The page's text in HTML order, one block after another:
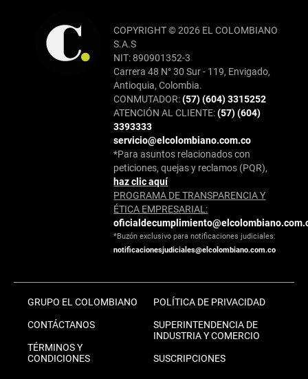
COPYRIGHT © 2026 EL COLOMBIANO
S.A.S
NIT: 890901352-3
Carrera 48 N° 30 Sur - 119, Envigado,
Antioquia, Colombia.
CONMUTADOR:(57) (604) 3315252
ATENCIÓN AL CLIENTE:(57) (604)
3393333
servicio@elcolombiano.com.co
*Para asuntos relacionados con
peticiones, quejas y reclamos (PQR),
haz clic aquí
PROGRAMA DE TRANSPARENCIA Y
ÉTICA EMPRESARIAL:
*Buzón exclusivo para notificaciones judiciales:
notificacionesjudiciales@elcolombiano.com.co
GRUPO EL COLOMBIANO
CONTÁCTANOS
TÉRMINOS Y
CONDICIONES
POLÍTICA DE PRIVACIDAD
SUPERINTENDENCIA DE
INDUSTRIA Y COMERCIO
SUSCRIPCIONES